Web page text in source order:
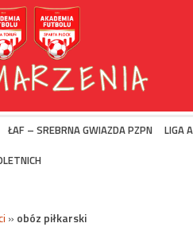
ŁAF – SREBRNA GWIAZDA PZPN
LIGA
» obóz piłkarski